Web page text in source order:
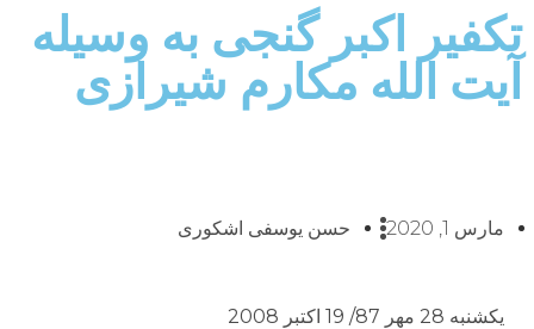
تکفیر اکبر گنجی به وسیله
آیت الله مکارم شیرازی
مارس 1, 2020 حسن یوسفی اشکوری
یکشنبه 28 مهر 87/ 19 اکتبر 2008